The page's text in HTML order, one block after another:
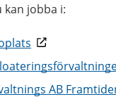
jobba i:
AB